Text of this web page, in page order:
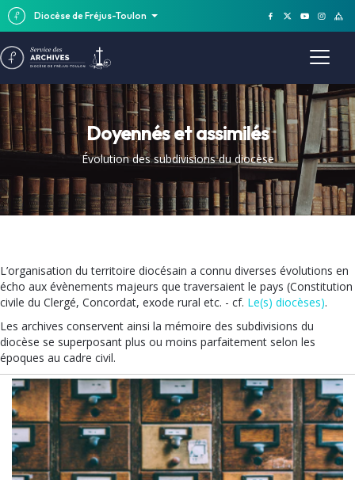
Diocèse de Fréjus-Toulon
Doyennés et assimilés
Évolution des subdivisions du diocèse
L’organisation du territoire diocésain a connu diverses évolutions en
écho aux évènements majeurs que traversaient le pays (Constitution
civile du Clergé, Concordat, exode rural etc. - cf. Le(s) diocèses).
Les archives conservent ainsi la mémoire des subdivisions du
diocèse se superposant plus ou moins parfaitement selon les
époques au cadre civil.